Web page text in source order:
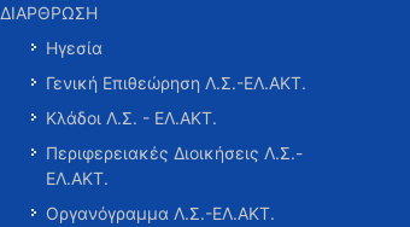
ΔΙΑΡΘΡΩΣΗ
Ηγεσία
Γενική Επιθεώρηση Λ.Σ.-ΕΛ.ΑΚΤ.
Κλάδοι Λ.Σ. - ΕΛ.ΑΚΤ.
Περιφερειακές Διοικήσεις Λ.Σ.-
ΕΛ.ΑΚΤ.
Οργανόγραμμα Λ.Σ.-ΕΛ.ΑΚΤ.